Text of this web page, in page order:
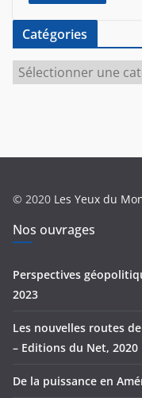
Catégories
e
© 2020 Les Yeux du
Nos ouvrages
Perspectives
2023
Les nouvelles routes
– Editions du Net, 2020
De la puissance en